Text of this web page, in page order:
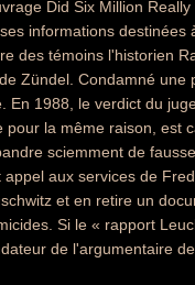
Did Six Million
informations
des témoins l'historien
Zündel. Condamné
1988, le verdict du
la même raison, est
sciemment de
aux services de
et en retire un
Si le « rapport
de l'argumentaire